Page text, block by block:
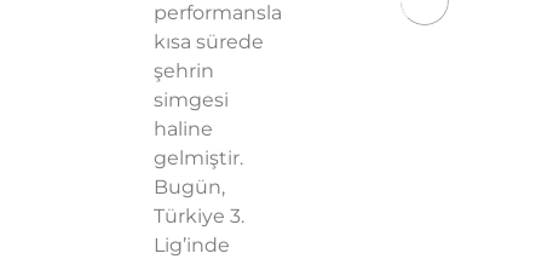
performansla
kısa sürede
şehrin
simgesi
haline
gelmiştir.
Bugün,
Türkiye 3.
Lig’inde